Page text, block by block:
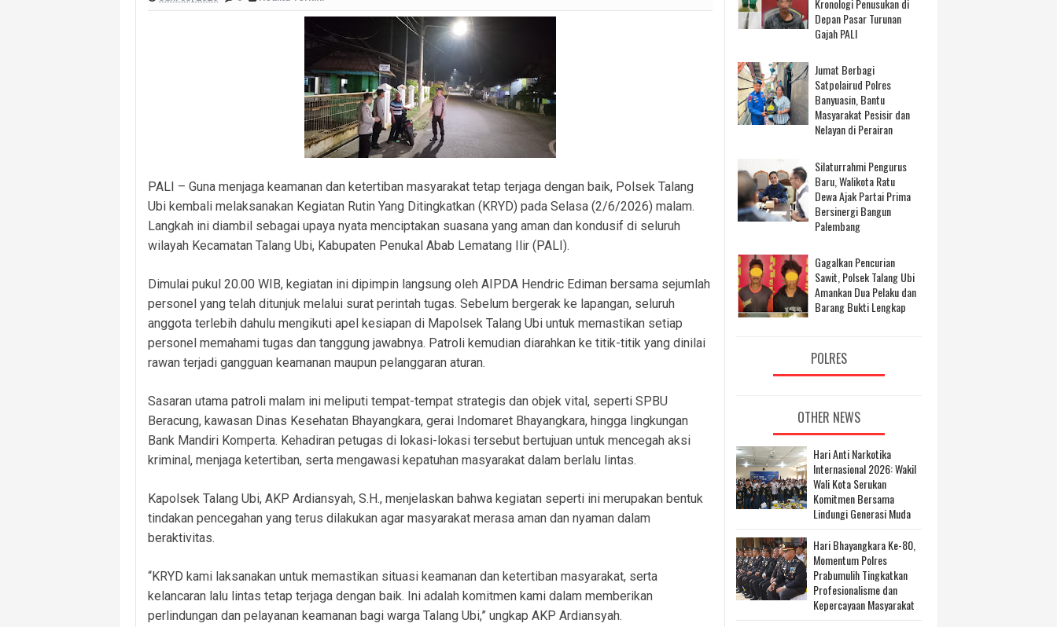
Masuk Lewat Jendela, Terduga Pelaku Pembobolan Rumah di Prambatan Diamankan, Kerugian Korban Capai Rp36 Juta
Dugaan Kelalaian Medis Mencuat, LSM APM Desak RS AR Bunda Prabumulih Evaluasi Menyeluruh Pelayanan
Polsek Banyuasin I Ungkap Kasus Curanmor, Pelaku dan Barang Bukti Berhasil Diamankan.
Cegah Kejahatan 3C dan Kecelakaan, Satlantas Polres PALI Gelar Patroli Subuh di Kawasan Masjid Syuhada
Cegah Kejahatan Malam Hari, Polsek Penukal Utara Intensifkan Patroli KRYD Sasar Potensi Gangguan Kamtibmas
Polsek Banyuasin II Berhasil Ungkap Pencurian Perangkat BTS di Banyuasin II, Tiga Terduga Pelaku Diamankan
Kebakaran Hanguskan Dua Rumah di Dusun III Talang Kampai, Polisi: Tidak Ada Korban Jiwa
PALI – Guna menjaga keamanan dan ketertiban masyarakat tetap terjaga dengan baik, Polsek Talang
Ubi kembali melaksanakan Kegiatan Rutin Yang Ditingkatkan (KRYD) pada Selasa (2/6/2026) malam.
Langkah ini diambil sebagai upaya nyata menciptakan suasana yang aman dan kondusif di seluruh
wilayah Kecamatan Talang Ubi, Kabupaten Penukal Abab Lematang Ilir (PALI).
Dimulai pukul 20.00 WIB, kegiatan ini dipimpin langsung oleh AIPDA Hendric Ediman bersama sejumlah
personel yang telah ditunjuk melalui surat perintah tugas. Sebelum bergerak ke lapangan, seluruh
anggota terlebih dahulu mengikuti apel kesiapan di Mapolsek Talang Ubi untuk memastikan setiap
personel memahami tugas dan tanggung jawabnya. Patroli kemudian diarahkan ke titik-titik yang dinilai
rawan terjadi gangguan keamanan maupun pelanggaran aturan.
Sasaran utama patroli malam ini meliputi tempat-tempat strategis dan objek vital, seperti SPBU
Beracung, kawasan Dinas Kesehatan Bhayangkara, gerai Indomaret Bhayangkara, hingga lingkungan
Bank Mandiri Komperta. Kehadiran petugas di lokasi-lokasi tersebut bertujuan untuk mencegah aksi
kriminal, menjaga ketertiban, serta mengawasi kepatuhan masyarakat dalam berlalu lintas.
Kapolsek Talang Ubi, AKP Ardiansyah, S.H., menjelaskan bahwa kegiatan seperti ini merupakan bentuk
tindakan pencegahan yang terus dilakukan agar masyarakat merasa aman dan nyaman dalam
beraktivitas.
“KRYD kami laksanakan untuk memastikan situasi keamanan dan ketertiban masyarakat, serta
kelancaran lalu lintas tetap terjaga dengan baik. Ini adalah komitmen kami dalam memberikan
perlindungan dan pelayanan keamanan bagi warga Talang Ubi,” ungkap AKP Ardiansyah.
Kronologi Penusukan di
Depan Pasar Turunan
Gajah PALI
Jumat Berbagi
Satpolairud Polres
Banyuasin, Bantu
Masyarakat Pesisir dan
Nelayan di Perairan
Silaturrahmi Pengurus
Baru, Walikota Ratu
Dewa Ajak Partai Prima
Bersinergi Bangun
Palembang
Gagalkan Pencurian
Sawit, Polsek Talang Ubi
Amankan Dua Pelaku dan
Barang Bukti Lengkap
POLRES
OTHER NEWS
Hari Anti Narkotika
Internasional 2026: Wakil
Wali Kota Serukan
Komitmen Bersama
Lindungi Generasi Muda
Hari Bhayangkara Ke-80,
Momentum Polres
Prabumulih Tingkatkan
Profesionalisme dan
Kepercayaan Masyarakat